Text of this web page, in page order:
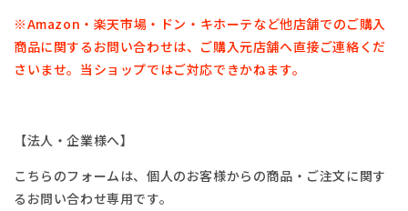
※Amazon・楽天市場・ ドン・キホーテなど他店舗でのご購入
商品に関するお問い合わせは、 ご購入元店舗へ直接ご連絡くだ
さいませ。 当ショップではご対応できかねます。
【法人・企業様へ】
こちらのフォームは、個人のお客様からの商品・ご注文に関す
るお問い合わせ専用です。